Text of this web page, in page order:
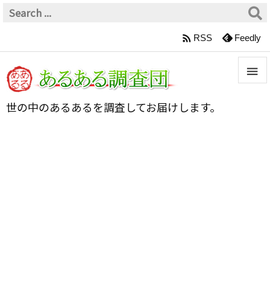
世の中のあるあるを調査してお届けします。

 RSS Feedly